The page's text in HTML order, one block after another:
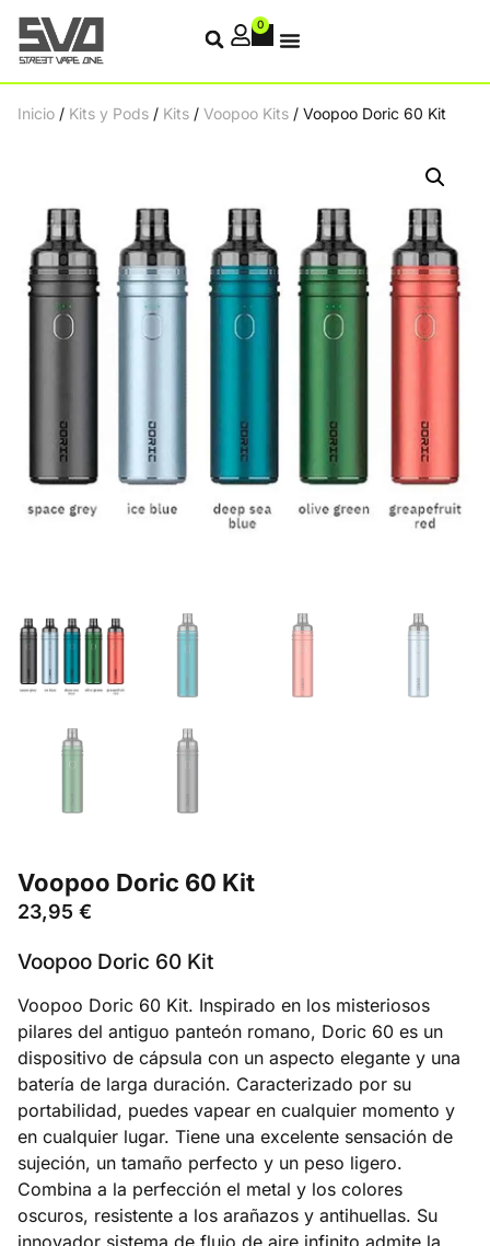
0
Inicio / Kits y Pods / Kits / Voopoo Kits / Voopoo Doric 60 Kit
Voopoo Doric 60 Kit
23,95 €
Voopoo Doric 60 Kit
Voopoo Doric 60 Kit. Inspirado en los misteriosos
pilares del antiguo panteón romano, Doric 60 es un
dispositivo de cápsula con un aspecto elegante y una
batería de larga duración. Caracterizado por su
portabilidad, puedes vapear en cualquier momento y
en cualquier lugar. Tiene una excelente sensación de
sujeción, un tamaño perfecto y un peso ligero.
Combina a la perfección el metal y los colores
oscuros, resistente a los arañazos y antihuellas. Su